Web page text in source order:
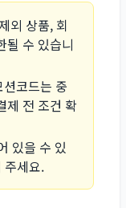
외 상품, 회
될 수 있습니
코드는 중
제 전 조건 확
있을 수 있
주세요.